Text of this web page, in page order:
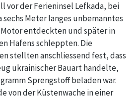
vor der Ferieninsel Lefkada, bei
sechs Meter langes unbemanntes
entdeckten und später in
Hafens schleppten. Die
stellten anschliessend fest, dass
ukrainischer Bauart handelte,
Sprengstoff beladen war.
von der Küstenwache in einer